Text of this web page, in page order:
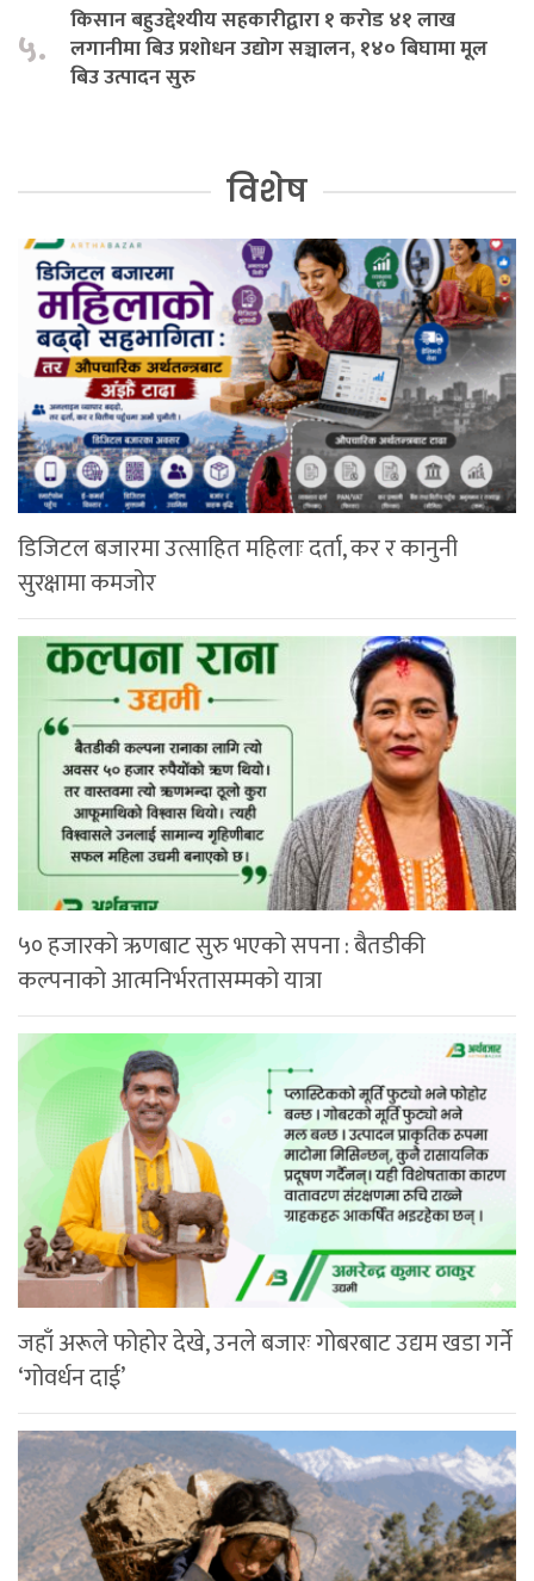
५.
किसान बहुउद्देश्यीय सहकारीद्वारा १ करोड ४१ लाख
लगानीमा बिउ प्रशोधन उद्योग सञ्चालन, १४० बिघामा मूल
बिउ उत्पादन सुरु
विशेष
डिजिटल बजारमा उत्साहित महिलाः दर्ता, कर र कानुनी
सुरक्षामा कमजोर
५० हजारको ऋणबाट सुरु भएको सपना : बैतडीकी
कल्पनाको आत्मनिर्भरतासम्मको यात्रा
जहाँ अरूले फोहोर देखे, उनले बजारः गोबरबाट उद्यम खडा गर्ने
‘गोवर्धन दाई’